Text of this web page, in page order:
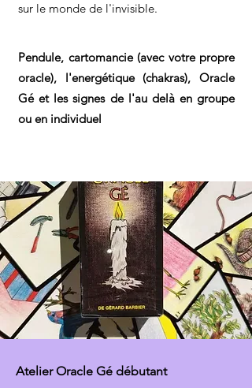
sur le monde de l'invisible.
Pendule, cartomancie (avec votre propre
oracle), l'energétique (chakras), Oracle
Gé et les signes de l'au delà en groupe
ou en individuel
Atelier Oracle Gé débutant